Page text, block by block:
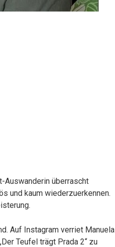
Auswanderin überrascht
und kaum wiederzuerkennen.
Auf Instagram verriet Manuela
Teufel trägt Prada 2“ zu